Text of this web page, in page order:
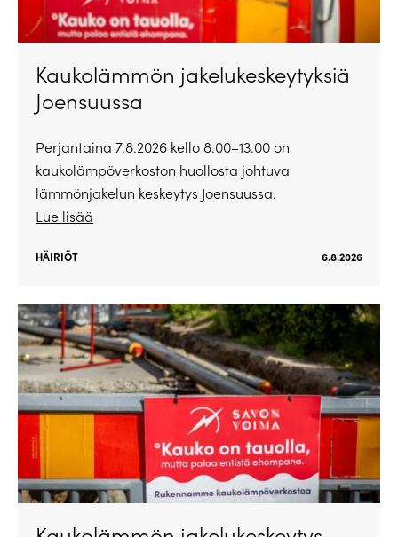
Kaukolämmön jakelukeskeytyksiä
Joensuussa
Perjantaina 7.8.2026 kello 8.00–13.00 on
kaukolämpöverkoston huollosta johtuva
lämmönjakelun keskeytys Joensuussa.
Lue lisää
HÄIRIÖT 6.8.2026